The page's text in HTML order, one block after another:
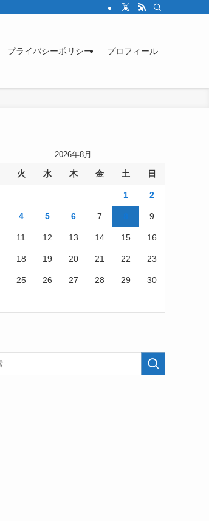
プライバシーポリシー プロフィール
2026年8月
火 水 木 金 土 日
1 2
4 5 6 7 9
11 12 13 14 15 16
18 19 20 21 22 23
25 26 27 28 29 30